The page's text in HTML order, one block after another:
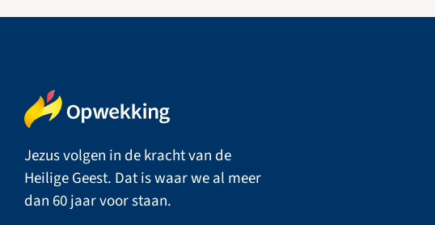
Jezus volgen in de kracht van de
Heilige Geest. Dat is waar we al meer
dan 60 jaar voor staan.